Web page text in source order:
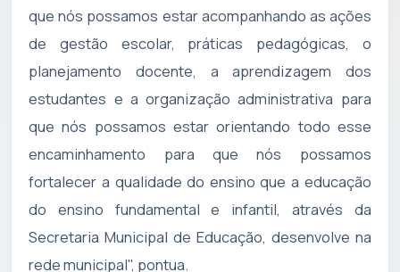
que nós possamos estar acompanhando as ações
de gestão escolar, práticas pedagógicas, o
planejamento docente, a aprendizagem dos
estudantes e a organização administrativa para
que nós possamos estar orientando todo esse
encaminhamento para que nós possamos
fortalecer a qualidade do ensino que a educação
do ensino fundamental e infantil, através da
Secretaria Municipal de Educação, desenvolve na
rede municipal", pontua.